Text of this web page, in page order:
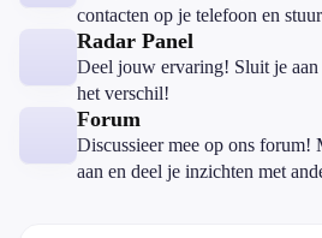
contacten op je telefoon en
Radar Panel
Deel jouw ervaring! Sluit je
het verschil!
Forum
Discussieer mee op ons forum!
aan en deel je inzichten met